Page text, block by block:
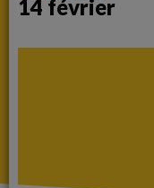
14 février